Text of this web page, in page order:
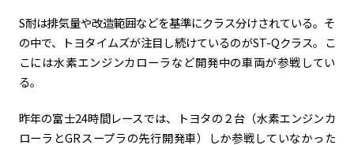
follow us
S耐は排気量や改造範囲などを基準にクラス分けされている。そ
の中で、トヨタイムズが注目し続けているのがST-Qクラス。こ
こには水素エンジンカローラなど開発中の車両が参戦してい
る。
昨年の富士24時間レースでは、トヨタの２台（水素エンジンカ
ローラとGRスープラの先行開発車）しか参戦していなかった